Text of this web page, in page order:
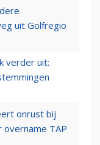
uit Golfregio
verder uit:
onrust bij
TAP